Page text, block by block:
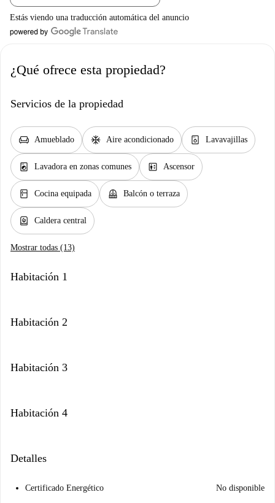
Estás viendo una traducción automática del anuncio
¿Qué ofrece esta propiedad?
Servicios de la propiedad
chair Amueblado ac_unit Aire acondicionado dishwasher_gen Lavavajillas
local_laundry_service Lavadora en zonas comunes elevator Ascensor
kitchen Cocina equipada balcony Balcón o terraza
water_heater Caldera central
Mostrar todas (13)
Habitación 1
Habitación 2
Habitación 3
Habitación 4
Detalles
Certificado Energético No disponible